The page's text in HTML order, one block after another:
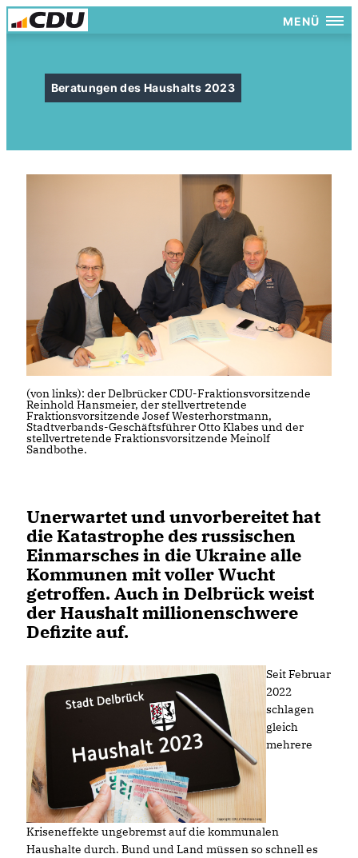
MENÜ
Beratungen des Haushalts 2023
(von links): der Delbrücker CDU-Fraktionsvorsitzende
Reinhold Hansmeier, der stellvertretende
Fraktionsvorsitzende Josef Westerhorstmann,
Stadtverbands-Geschäftsführer Otto Klabes und der
stellvertretende Fraktionsvorsitzende Meinolf
Sandbothe.
Unerwartet und unvorbereitet hat
die Katastrophe des russischen
Einmarsches in die Ukraine alle
Kommunen mit voller Wucht
getroffen. Auch in Delbrück weist
der Haushalt millionenschwere
Defizite auf.
Seit Februar
2022
schlagen
gleich
mehrere
Kriseneffekte ungebremst auf die kommunalen
Haushalte durch. Bund und Land müssen so schnell es